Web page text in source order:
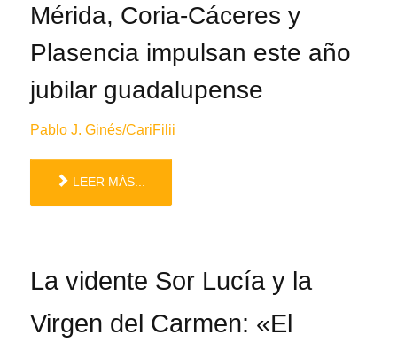
Mérida, Coria-Cáceres y
Plasencia impulsan este año
jubilar guadalupense
Pablo J. Ginés/CariFilii
LEER MÁS...
La vidente Sor Lucía y la
Virgen del Carmen: «El